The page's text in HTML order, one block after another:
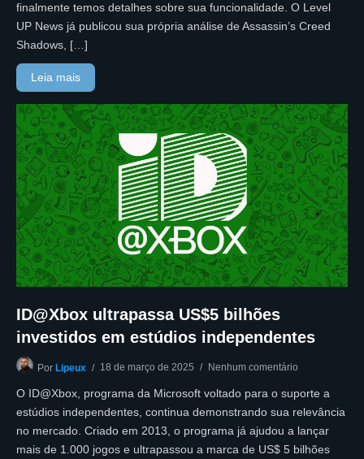
finalmente temos detalhes sobre sua funcionalidade. O Level
UP News já publicou sua própria análise de Assassin’s Creed
Shadows, […]
Leia mais
ID@Xbox ultrapassa US$5 bilhões
investidos em estúdios independentes
Por Lipeux 18 de março de 2025 Nenhum comentário
O ID@Xbox, programa da Microsoft voltado para o suporte a
estúdios independentes, continua demonstrando sua relevância
no mercado. Criado em 2013, o programa já ajudou a lançar
mais de 1.000 jogos e ultrapassou a marca de US$ 5 bilhões